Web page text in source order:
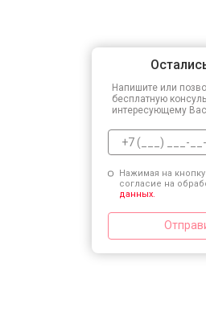
Напишите или
бесплатную
интересующему Вас
Нажимая на
согласие на
данных.